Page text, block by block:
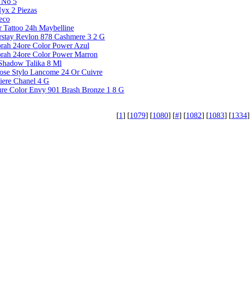
2 Piezas
Tattoo 24h Maybelline
Revlon 878 Cashmere 3 2 G
24ore Color Power Azul
24ore Color Power Marron
Talika 8 Ml
Stylo Lancome 24 Or Cuivre
Chanel 4 G
Color Envy 901 Brash Bronze 1 8 G
[1] [1079] [1080] [#] [1082] [1083] [1334]